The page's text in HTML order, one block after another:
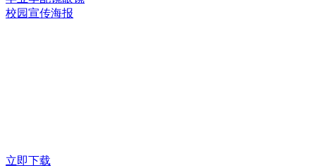
校园宣传海报
立即下载